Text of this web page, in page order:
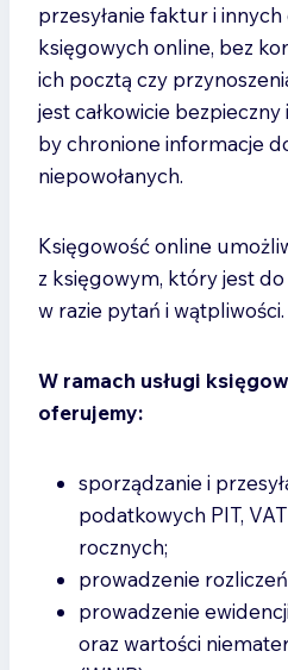
przesyłanie faktur i
księgowych online, bez
ich pocztą czy
jest całkowicie
by chronione informacje
niepowołanych.
Księgowość online
z księgowym, który jest
w razie pytań i wątpliwości.
W ramach usługi
oferujemy:
sporządzanie i
podatkowych PIT,
rocznych;
prowadzenie
prowadzenie
oraz wartości